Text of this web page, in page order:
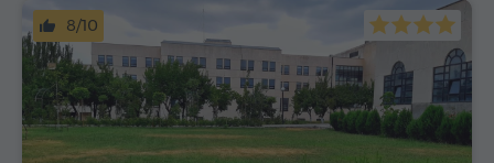
8/10